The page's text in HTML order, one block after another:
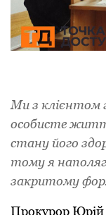
Ми з клієнтом
особисте
стану його
тому я
закритому
Прокурор Юрій